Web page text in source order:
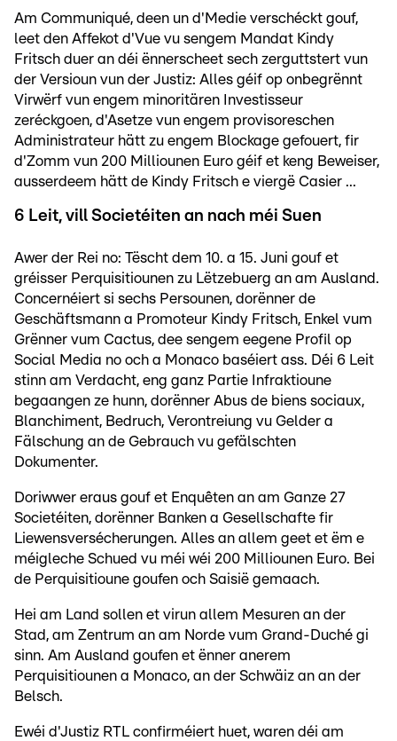
Am Communiqué, deen un d'Medie verschéckt gouf,
leet den Affekot d'Vue vu sengem Mandat Kindy
Fritsch duer an déi ënnerscheet sech zerguttstert vun
der Versioun vun der Justiz: Alles géif op onbegrënnt
Virwërf vun engem minoritären Investisseur
zeréckgoen, d'Asetze vun engem provisoreschen
Administrateur hätt zu engem Blockage gefouert, fir
d'Zomm vun 200 Milliounen Euro géif et keng Beweiser,
ausserdeem hätt de Kindy Fritsch e viergë Casier ...
6 Leit, vill Societéiten an nach méi Suen
Awer der Rei no: Tëscht dem 10. a 15. Juni gouf et
gréisser Perquisitiounen zu Lëtzebuerg an am Ausland.
Concernéiert si sechs Persounen, dorënner de
Geschäftsmann a Promoteur Kindy Fritsch, Enkel vum
Grënner vum Cactus, dee sengem eegene Profil op
Social Media no och a Monaco baséiert ass. Déi 6 Leit
stinn am Verdacht, eng ganz Partie Infraktioune
begaangen ze hunn, dorënner Abus de biens sociaux,
Blanchiment, Bedruch, Verontreiung vu Gelder a
Fälschung an de Gebrauch vu gefälschten
Dokumenter.
Doriwwer eraus gouf et Enquêten an am Ganze 27
Societéiten, dorënner Banken a Gesellschafte fir
Liewensversécherungen. Alles an allem geet et ëm e
méigleche Schued vu méi wéi 200 Milliounen Euro. Bei
de Perquisitioune goufen och Saisië gemaach.
Hei am Land sollen et virun allem Mesuren an der
Stad, am Zentrum an am Norde vum Grand-Duché gi
sinn. Am Ausland goufen et ënner anerem
Perquisitiounen a Monaco, an der Schwäiz an an der
Belsch.
Ewéi d'Justiz RTL confirméiert huet, waren déi am